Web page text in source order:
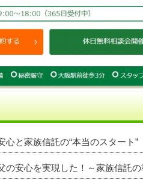
と家族信託の“本当のスタート”
の安心を実現した！～家族信託